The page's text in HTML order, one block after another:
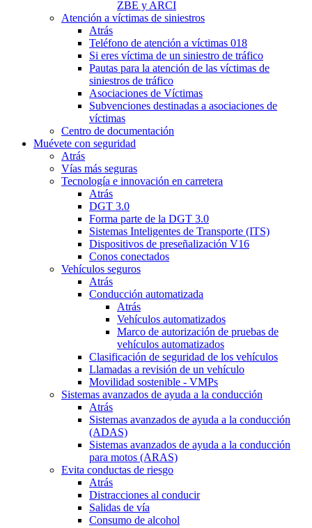
ZBE y ARCI
Atención a víctimas de siniestros
Atrás
Teléfono de atención a víctimas 018
Si eres víctima de un siniestro de tráfico
Pautas para la atención de las víctimas de
siniestros de tráfico
Asociaciones de Víctimas
Subvenciones destinadas a asociaciones de
víctimas
Centro de documentación
Muévete con seguridad
Atrás
Vías más seguras
Tecnología e innovación en carretera
Atrás
DGT 3.0
Forma parte de la DGT 3.0
Sistemas Inteligentes de Transporte (ITS)
Dispositivos de preseñalización V16
Conos conectados
Vehículos seguros
Atrás
Conducción automatizada
Atrás
Vehículos automatizados
Marco de autorización de pruebas de
vehículos automatizados
Clasificación de seguridad de los vehículos
Llamadas a revisión de un vehículo
Movilidad sostenible - VMPs
Sistemas avanzados de ayuda a la conducción
Atrás
Sistemas avanzados de ayuda a la conducción
(ADAS)
Sistemas avanzados de ayuda a la conducción
para motos (ARAS)
Evita conductas de riesgo
Atrás
Distracciones al conducir
Salidas de vía
Consumo de alcohol